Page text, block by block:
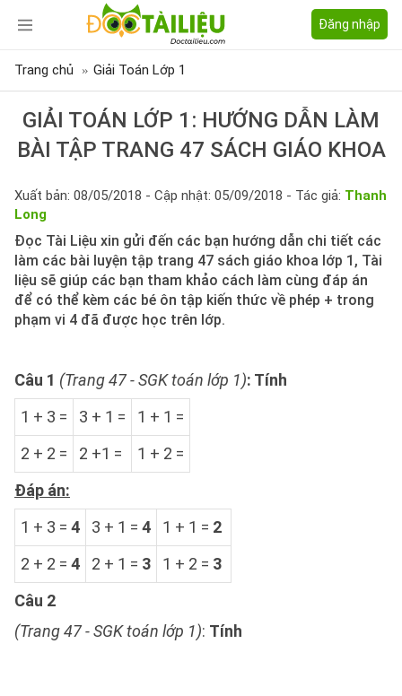
Đăng nhập
Trang chủ Giải Toán Lớp 1
GIẢI TOÁN LỚP 1: HƯỚNG DẪN LÀM
BÀI TẬP TRANG 47 SÁCH GIÁO KHOA
Xuất bản: 08/05/2018 - Cập nhật: 05/09/2018 - Tác giả: Thanh
Long
Đọc Tài Liệu xin gửi đến các bạn hướng dẫn chi tiết các
làm các bài luyện tập trang 47 sách giáo khoa lớp 1, Tài
liệu sẽ giúp các bạn tham khảo cách làm cùng đáp án
để có thể kèm các bé ôn tập kiến thức về phép + trong
phạm vi 4 đã được học trên lớp.
Câu 1 (Trang 47 - SGK toán lớp 1): Tính
1 + 3 =
3 + 1 =
1 + 1 =
2 + 2 =
2 +1 =
1 + 2 =
Đáp án:
1 + 3 = 4 3 + 1 = 4 1 + 1 = 2
2 + 2 = 4 2 + 1 = 3 1 + 2 = 3
Câu 2
(Trang 47 - SGK toán lớp 1): Tính